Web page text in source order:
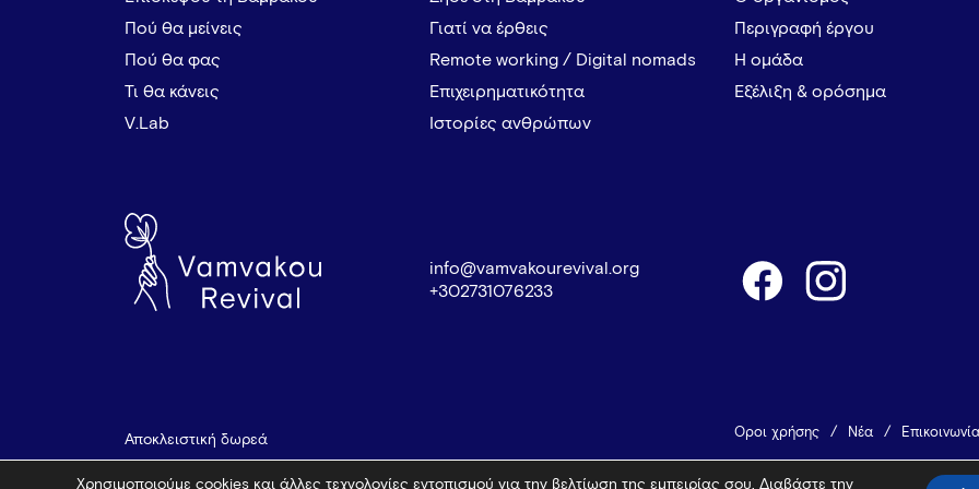
Πού θα μείνεις
Πού θα φας
Τι θα κάνεις
V.Lab
Γιατί να έρθεις
Remote working / Digital nomads
Επιχειρηματικότητα
Ιστορίες ανθρώπων
Περιγραφή έργου
Η ομάδα
Εξέλιξη & ορόσημα
info@vamvakourevival.org
+302731076233
Αποκλειστική δωρεά Όροι χρήσης Νέα Επικοινωνία
Χρησιμοποιούμε cookies και άλλες τεχνολογίες εντοπισμού για την βελτίωση της εμπειρίας σου. Διαβάστε την